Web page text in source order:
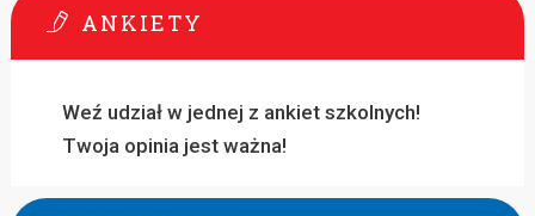
ANKIETY
Weź udział w jednej z ankiet szkolnych!
Twoja opinia jest ważna!